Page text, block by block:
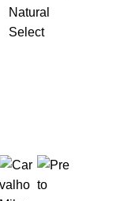
Natural
Select